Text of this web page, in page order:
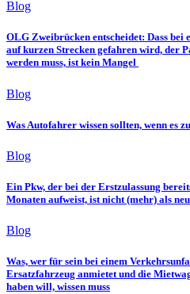
Blog
OLG Zweibrücken entscheidet: Dass bei
auf kurzen Strecken gefahren wird, der
werden muss, ist kein Mangel
Blog
Was Autofahrer wissen sollten, wenn es
Blog
Ein Pkw, der bei der Erstzulassung
Monaten aufweist, ist nicht (mehr) als
Blog
Was, wer für sein bei einem
Ersatzfahrzeug anmietet und die
haben will, wissen muss